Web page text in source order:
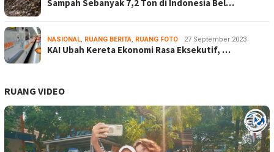
Sampah Sebanyak 7,2 Ton di Indonesia Bel…
NASIONAL, RUANG BERITA, RUANG FOTO 27 September 2023
KAI Ubah Kereta Ekonomi Rasa Eksekutif, …
RUANG VIDEO